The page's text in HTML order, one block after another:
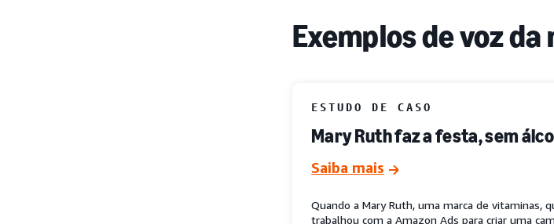
Exemplos de voz da
ESTUDO DE CASO
Mary Ruth faz a festa, sem
Saiba mais
Quando a Mary Ruth, uma marca de vitaminas,
trabalhou com a Amazon Ads para criar uma